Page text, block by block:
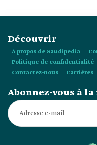
Découvrir
À propos de Saudipedia
Politique de confidentialité
Contactez-nous
Carrières
Abonnez-vous à